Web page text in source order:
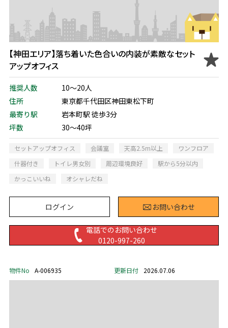
【神田エリア】落ち着いた色合いの内装が素敵なセット
アップオフィス
推奨人数
10～20人
住所
東京都千代田区神田東松下町
最寄り駅
岩本町駅 徒歩3分
坪数
30～40坪
セットアップオフィス 会議室 天高2.5m以上
ワンフロア
什器付き
トイレ男女別 周辺環境良好
駅から5分以内
かっこいいね
オシャレだね
ログイン お問い合わせ
電話でのお問い合わせ
0120-997-260
物件No A-006935 更新日付 2026.07.06